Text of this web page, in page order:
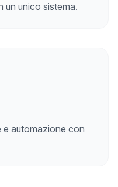
un unico sistema.
e automazione con